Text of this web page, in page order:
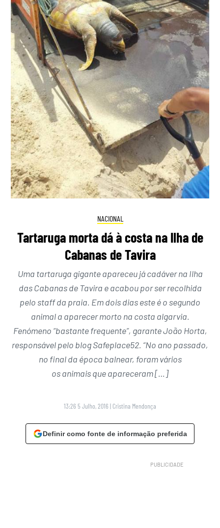
NACIONAL
Tartaruga morta dá à costa na Ilha de
Cabanas de Tavira
Uma tartaruga gigante apareceu já cadáver na Ilha
das Cabanas de Tavira e acabou por ser recolhida
pelo staff da praia. Em dois dias este é o segundo
animal a aparecer morto na costa algarvia.
Fenómeno “bastante frequente”, garante João Horta,
responsável pelo blog Safeplace52. “No ano passado,
no final da época balnear, foram vários
os animais que apareceram […]
13:26 5 Julho, 2016 | Cristina Mendonça
Definir como fonte de informação preferida